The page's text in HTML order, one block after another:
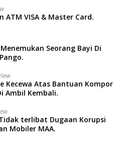
ATM VISA & Master Card.
Seorang Bayi Di
Kecewa Atas Bantuan Kompor
Ambil Kembali.
terlibat Dugaan Korupsi
Mobiler MAA.